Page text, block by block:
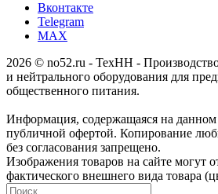
Вконтакте
Telegram
MAX
2026 © no52.ru - ТехНН -
и нейтрального оборудования для
общественного питания.
Информация, содержащаяся на данном
публичной офертой. Копирование
без согласования запрещено.
Изображения товаров на сайте могут
фактического внешнего вида товара